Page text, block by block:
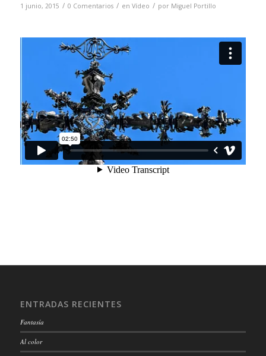
1 junio, 2015 / 0 Comentarios / en Vídeo / por Miguel Portillo
ENTRADAS RECIENTES
Fantasía
Al color